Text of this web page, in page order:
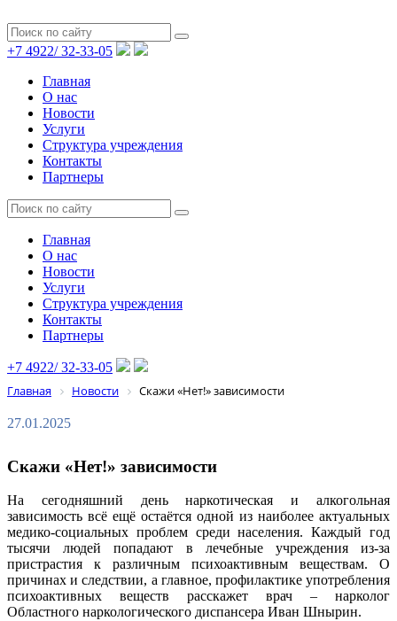
+7 4922/32-33-05
Главная
О нас
Новости
Услуги
Структура учреждения
Контакты
Партнеры
Главная
О нас
Новости
Услуги
Структура учреждения
Контакты
Партнеры
+7 4922/32-33-05
Главная Новости Скажи «Нет!» зависимости
27.01.2025
Скажи «Нет!» зависимости
На сегодняшний день наркотическая и алкогольная
зависимость всё ещё остаётся одной из наиболее актуальных
медико-социальных проблем среди населения. Каждый год
тысячи людей попадают в лечебные учреждения из-за
пристрастия к различным психоактивным веществам. О
причинах и следствии, а главное, профилактике употребления
психоактивных веществ расскажет врач – нарколог
Областного наркологического диспансера Иван Шнырин.